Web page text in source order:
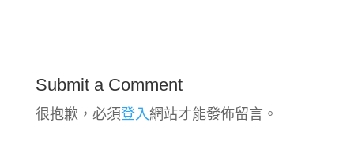
Submit a Comment
很抱歉，必須登入 網站才能發佈留言。